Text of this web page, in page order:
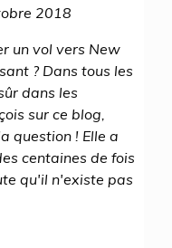
2018
un vol vers New
? Dans tous les
dans les
sur ce blog,
question ! Elle a
centaines de fois
qu'il n'existe pas